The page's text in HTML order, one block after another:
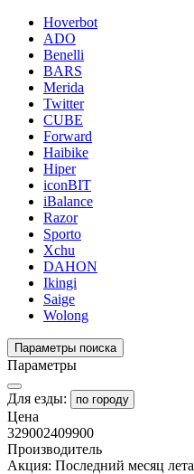
Hoverbot
ADO
Benelli
BARS
Merida
Twitter
CUBE
Forward
Haibike
Hiper
iconBIT
iBalance
Razor
Sporto
Xchu
DAHON
Ikingi
Saige
Wolong
Параметры поиска
Параметры
Для езды: по городу
Цена
329002409900
Производитель
Акция: Последний месяц лета